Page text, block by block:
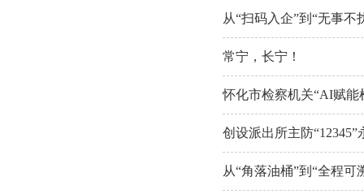
从“扫码入企”到“无事
常宁，长宁！
怀化市检察机关“AI赋能
创设派出所主防
从“角落油桶”到“全程